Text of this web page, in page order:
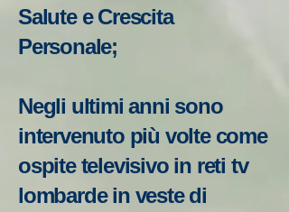
Salute e Crescita
Personale;
Negli ultimi anni sono
intervenuto più volte come
ospite televisivo in reti tv
lombarde in veste di